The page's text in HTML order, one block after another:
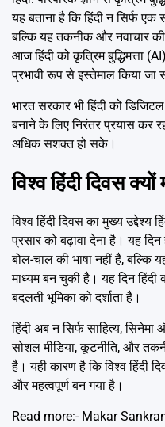
यह बताना है कि हिंदी न सिर्फ
बल्कि यह तकनीक और नवाचार की
आज हिंदी को कृत्रिम बुद्धिमत्ता
प्रभावी रूप से इस्तेमाल किया जा
भारत सरकार भी हिंदी को
बनाने के लिए निरंतर प्रयास कर
अधिक सशक्त हो सके।
विश्व हिंदी दिवस क्यों
विश्व हिंदी दिवस का मुख्य उद्देश्य
प्रसार को बढ़ावा देना है। यह
बोल-चाल की भाषा नहीं है, बल्कि
माध्यम बन चुकी है। यह दिन हिंदी
बदलती भूमिका को दर्शाता है।
हिंदी अब न सिर्फ साहित्य,
सोशल मीडिया, कूटनीति, और
है। यही कारण है कि विश्व हिंदी
और महत्वपूर्ण बन गया है।
Read more:- Makar